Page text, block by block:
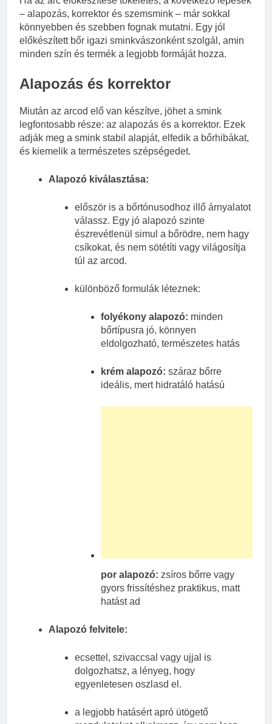
– alapozás, korrektor és szemsmink – már sokkal
könnyebben és szebben fognak mutatni. Egy jól
előkészített bőr igazi sminkvászonként szolgál, amin
minden szín és termék a legjobb formáját hozza.
Alapozás és korrektor
Miután az arcod elő van készítve, jöhet a smink
legfontosabb része: az alapozás és a korrektor. Ezek
adják meg a smink stabil alapját, elfedik a bőrhibákat,
és kiemelik a természetes szépségedet.
Alapozó kiválasztása:
először is a bőrtónusodhoz illő árnyalatot
válassz. Egy jó alapozó szinte
észrevétlenül simul a bőrödre, nem hagy
csíkokat, és nem sötétíti vagy világosítja
túl az arcod.
különböző formulák léteznek:
folyékony alapozó: minden
bőrtípusra jó, könnyen
eldolgozható, természetes hatás
krém alapozó: száraz bőrre
ideális, mert hidratáló hatású
por alapozó: zsíros bőrre vagy
gyors frissítéshez praktikus, matt
hatást ad
Alapozó felvitele:
ecsettel, szivaccsal vagy ujjal is
dolgozhatsz, a lényeg, hogy
egyenletesen oszlasd el.
a legjobb hatásért apró ütögető